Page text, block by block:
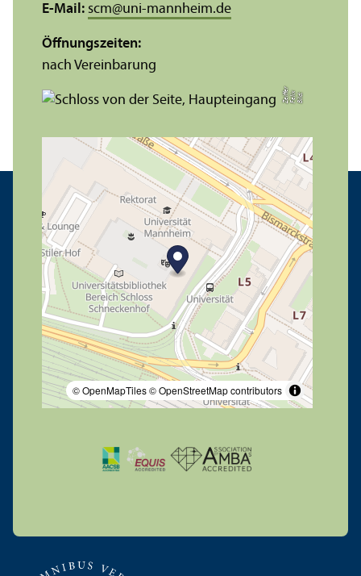
Bil
d:
F
eli
x
Z
eiff
e
r
© OpenMapTiles© OpenStreetMap contributors
E-Mail: scm@uni-mannheim.de
Öffnungs­zeiten:
nach Vereinbarung